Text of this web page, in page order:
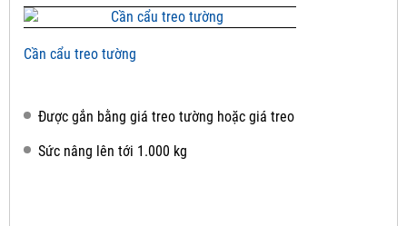
Cần cẩu treo tường
Được gắn bằng giá treo tường hoặc giá treo
Sức nâng lên tới 1.000 kg